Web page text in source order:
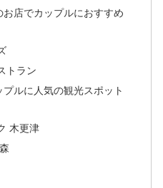
店でカップルにおすすめ
トラン
ルに人気の観光スポット
木更津